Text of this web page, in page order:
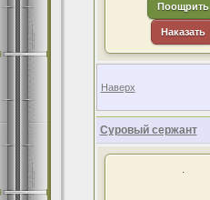
Поощрить
Наказать
Наверх
Суровый сержант
.